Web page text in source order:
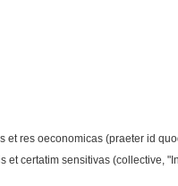
res oeconomicas (praeter id
certatim sensitivas (collective,